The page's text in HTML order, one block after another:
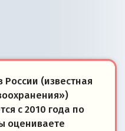
(известная
с 2010 года по
оцениваете